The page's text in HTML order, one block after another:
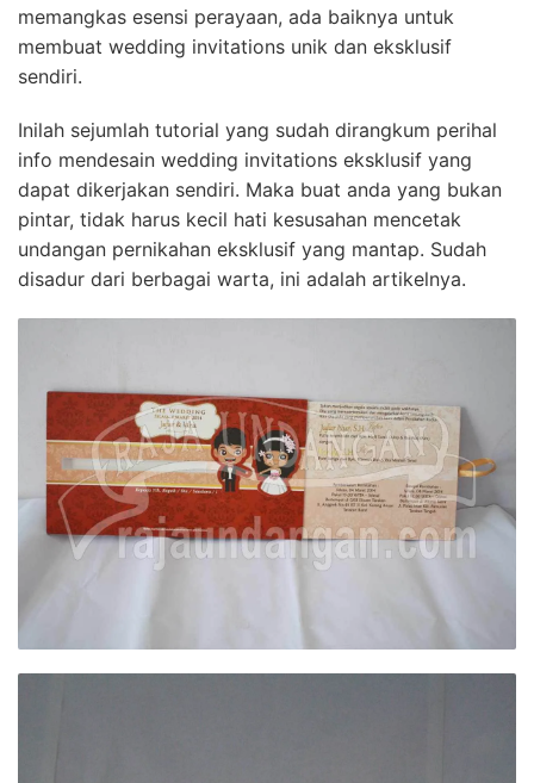
memangkas esensi perayaan, ada baiknya untuk
membuat wedding invitations unik dan eksklusif
sendiri.
Inilah sejumlah tutorial yang sudah dirangkum perihal
info mendesain wedding invitations eksklusif yang
dapat dikerjakan sendiri. Maka buat anda yang bukan
pintar, tidak harus kecil hati kesusahan mencetak
undangan pernikahan eksklusif yang mantap. Sudah
disadur dari berbagai warta, ini adalah artikelnya.